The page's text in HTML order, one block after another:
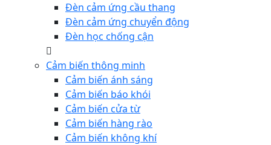
Đèn cảm ứng cầu thang
Đèn cảm ứng chuyển động
Đèn học chống cận
Cảm biến thông minh
Cảm biến ánh sáng
Cảm biến báo khói
Cảm biến cửa từ
Cảm biến hàng rào
Cảm biến không khí